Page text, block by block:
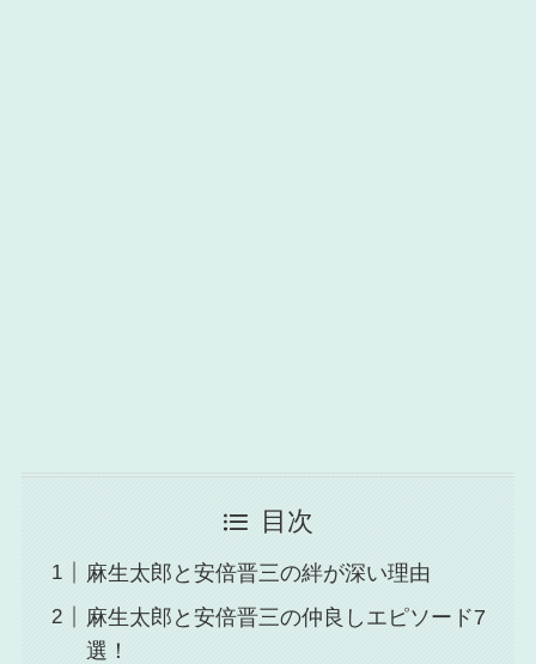
目次
麻生太郎と安倍晋三の絆が深い理由
麻生太郎と安倍晋三の仲良しエピソード7
選！